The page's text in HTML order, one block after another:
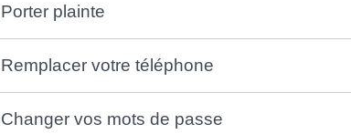
Porter plainte
Remplacer votre téléphone
Changer vos mots de passe